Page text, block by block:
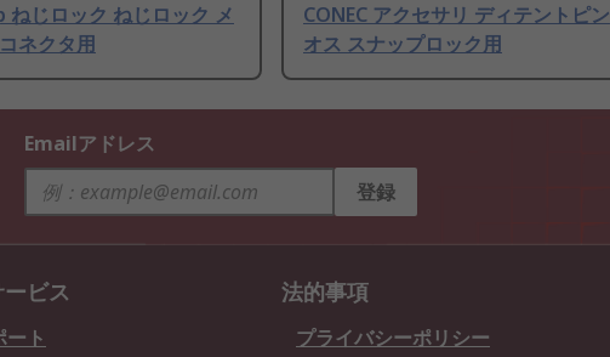
じロック ねじロック メ
ネクタ用
CONEC アクセサリ ディテントピン
オス スナップロック用
Emailアドレス
登録
ビス
ト
法的事項
プライバシーポリシー